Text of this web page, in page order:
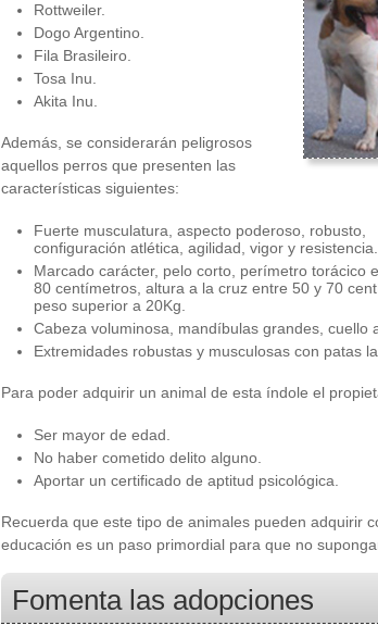
Rottweiler.
Dogo Argentino.
Fila Brasileiro.
Tosa Inu.
Akita Inu.
Además, se considerarán peligrosos
aquellos perros que presenten las
características siguientes:
Fuerte musculatura, aspecto poderoso, robusto,
configuración atlética, agilidad, vigor y resistencia.
Marcado carácter, pelo corto, perímetro torácico
80 centímetros, altura a la cruz entre 50 y 70
peso superior a 20Kg.
Cabeza voluminosa, mandíbulas grandes, cuello
Extremidades robustas y musculosas con patas
Para poder adquirir un animal de esta índole el
Ser mayor de edad.
No haber cometido delito alguno.
Aportar un certificado de aptitud psicológica.
Recuerda que este tipo de animales pueden adquirir
educación es un paso primordial para que no
Fomenta las adopciones